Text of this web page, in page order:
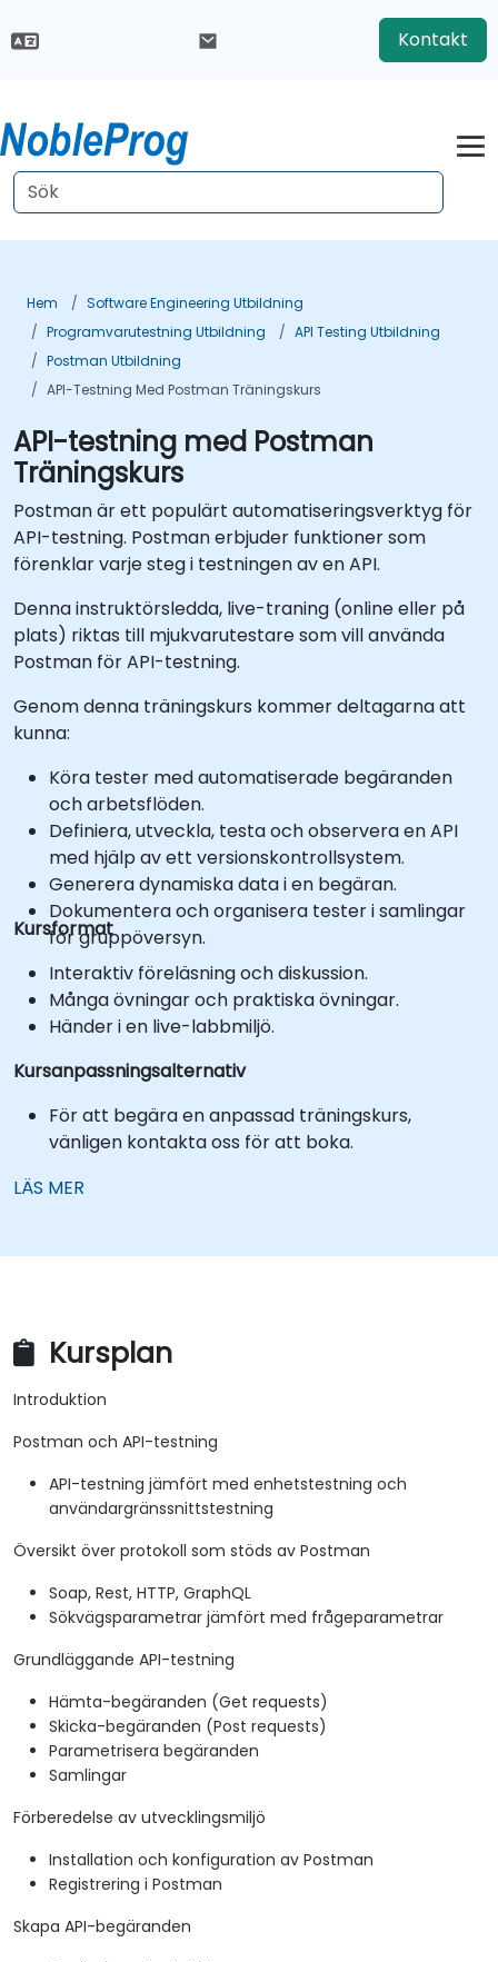
Kontakt
Hem
Software Engineering Utbildning
Programvarutestning Utbildning
API Testing Utbildning
Postman Utbildning
API-Testning Med Postman Träningskurs
API-testning med Postman
Träningskurs
Postman är ett populärt automatiseringsverktyg för
API-testning. Postman erbjuder funktioner som
förenklar varje steg i testningen av en API.
Denna instruktörsledda, live-traning (online eller på
plats) riktas till mjukvarutestare som vill använda
Postman för API-testning.
Genom denna träningskurs kommer deltagarna att
kunna:
Köra tester med automatiserade begäranden
och arbetsflöden.
Definiera, utveckla, testa och observera en API
med hjälp av ett versionskontrollsystem.
Generera dynamiska data i en begäran.
Dokumentera och organisera tester i samlingar
för gruppöversyn.
Kursformat
Interaktiv föreläsning och diskussion.
Många övningar och praktiska övningar.
Händer i en live-labbmiljö.
Kursanpassningsalternativ
För att begära en anpassad träningskurs,
vänligen kontakta oss för att boka.
LÄS MER
Kursplan
Introduktion
Postman och API-testning
API-testning jämfört med enhetstestning och
användargränssnittstestning
Översikt över protokoll som stöds av Postman
Soap, Rest, HTTP, GraphQL
Sökvägsparametrar jämfört med frågeparametrar
Grundläggande API-testning
Hämta-begäranden (Get requests)
Skicka-begäranden (Post requests)
Parametrisera begäranden
Samlingar
Förberedelse av utvecklingsmiljö
Installation och konfiguration av Postman
Registrering i Postman
Skapa API-begäranden